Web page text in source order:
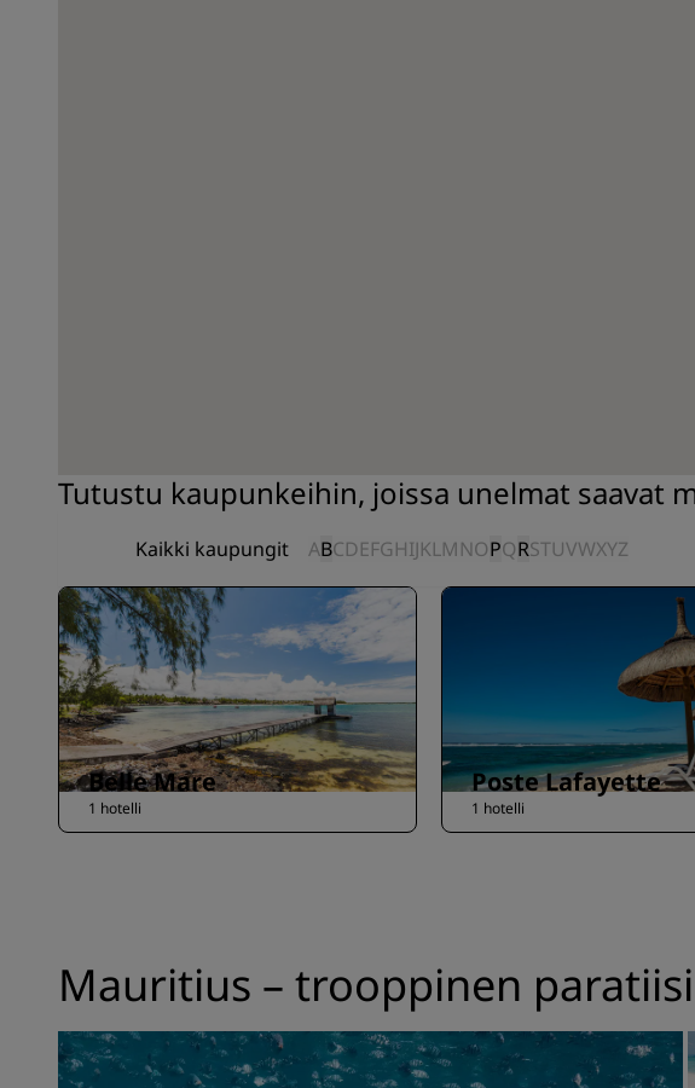
Tutustu kaupunkeihin, joissa unelmat saavat
Kaikki kaupungit ABCDEFGHIJKLMNOPQRSTUVWXYZ
Belle Mare
1 hotelli
Poste Lafayette
1 hotelli
Mauritius – trooppinen paratiisi